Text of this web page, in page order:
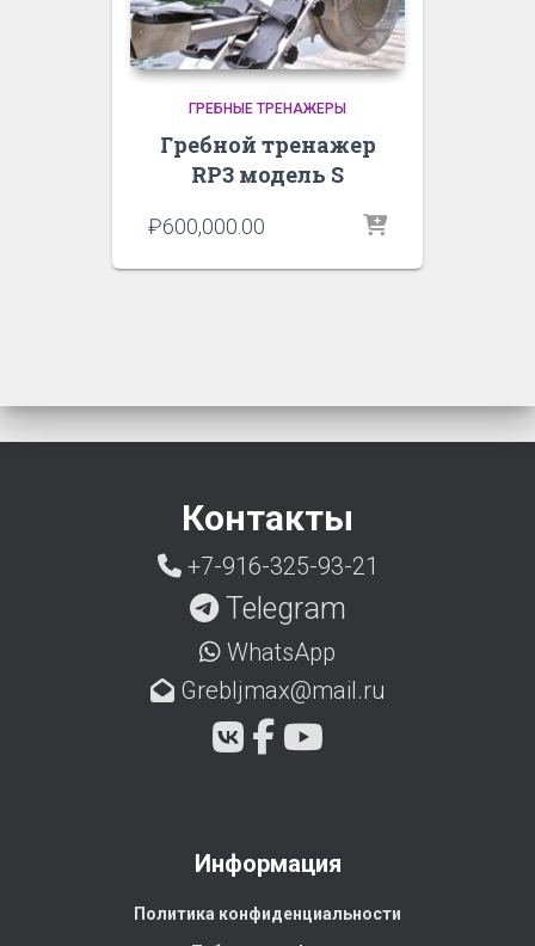
ГРЕБНЫЕ ТРЕНАЖЕРЫ
Гребной тренажер
RP3 модель S
₽600,000.00
Контакты
+7-916-325-93-21
Telegram
WhatsApp
Grebljmax@mail.ru
Информация
Политика конфиденциальности